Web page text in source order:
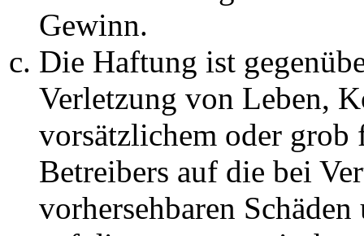
Gewinn.
Die Haftung ist
Verletzung von Leben,
vorsätzlichem oder grob
Betreibers auf die bei
vorhersehbaren